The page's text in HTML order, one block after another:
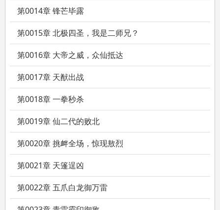
第0014章 锋芒毕露
第0015章 北极四圣，我是二师兄？
第0016章 大帝之威，众仙抵达
第0017章 天猷出战
第0018章 一拳秒杀
第0019章 仙二代的败北
第0020章 挑衅全场，惊现敖烈
第0021章 天篷逞凶
第0022章 五爪白龙御万雷